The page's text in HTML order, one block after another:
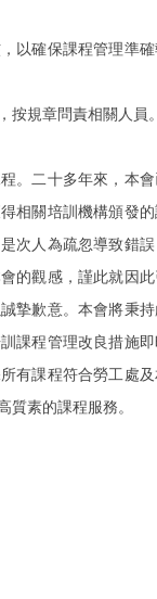
以確保課程管理準
按規章問責相關人員
。二十多年來，本
相關培訓機構頒發
次人為疏忽導致錯
的觀感，謹此就因
摯歉意。本會將秉
課程管理改良措施
有課程符合勞工處
質素的課程服務。